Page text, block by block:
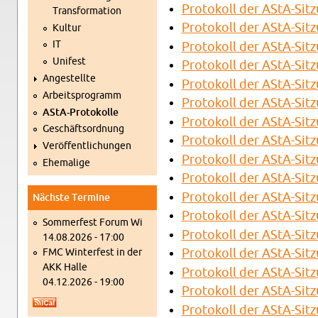
Trans­for­ma­ti­on
Kul­tur
IT
Uni­fest
An­ge­stell­te
Ar­beits­pro­gramm
AStA-Pro­to­kol­le
Ge­schäfts­ord­nung
Ver­öf­fent­li­chun­gen
Ehe­ma­li­ge
Nächs­te Ter­mi­ne
Som­mer­fest Forum Wi
14.08.2026 - 17:00
FMC Win­ter­fest in der
AKK Halle
04.12.2026 - 19:00
Pro­to­koll der AStA-
Pro­to­koll der AStA-
Pro­to­koll der AStA-
Pro­to­koll der AStA-
Pro­to­koll der AStA-
Pro­to­koll der AStA-
Pro­to­koll der AStA-
Pro­to­koll der AStA-
Pro­to­koll der AStA-
Pro­to­koll der AStA-
Pro­to­koll der AStA-
Pro­to­koll der AStA-
Pro­to­koll der AStA-
Pro­to­koll der AStA-
Pro­to­koll der AStA-
Pro­to­koll der AStA-
Pro­to­koll der AStA-